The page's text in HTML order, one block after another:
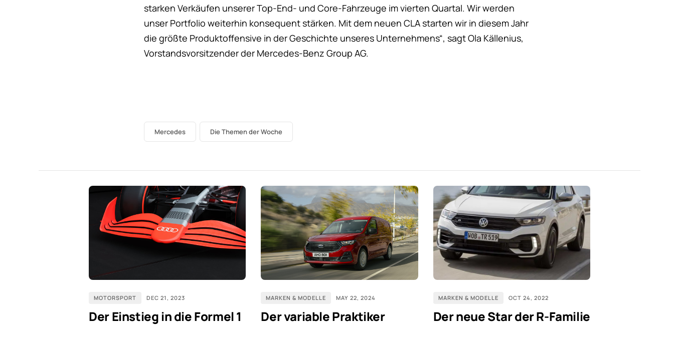
starken Verkäufen unserer Top-End- und Core-Fahrzeuge im vierten Quartal. Wir werden
unser Portfolio weiterhin konsequent stärken. Mit dem neuen CLA starten wir in diesem Jahr
die größte Produktoffensive in der Geschichte unseres Unternehmens“, sagt Ola Källenius,
Vorstandsvorsitzender der Mercedes-Benz Group AG.
Mercedes Die Themen der Woche
MOTORSPORT DEC 21, 2023
Der Einstieg in die Formel 1
MARKEN & MODELLE MAY 22, 2024
Der variable Praktiker
MARKEN & MODELLE OCT 24, 2022
Der neue Star der R-Familie